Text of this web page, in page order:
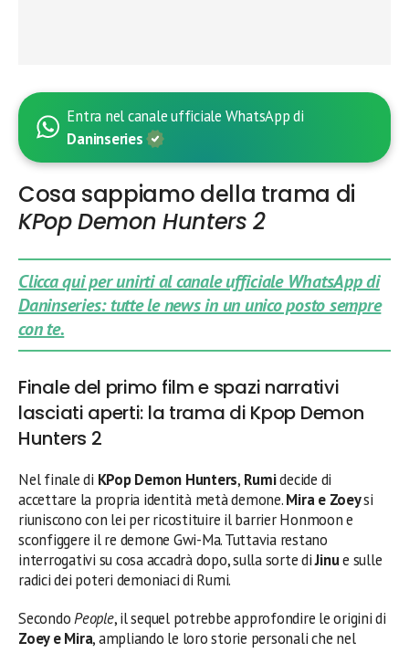
Entra nel canale ufficiale WhatsApp di
Daninseries
Cosa sappiamo della trama di
KPop Demon Hunters 2
Clicca qui per unirti al canale ufficiale WhatsApp di
Daninseries: tutte le news in un unico posto sempre
con te.
Finale del primo film e spazi narrativi
lasciati aperti: la trama di Kpop Demon
Hunters 2
Nel finale di KPop Demon Hunters, Rumidecide di
accettare la propria identità metà demone.Mira e Zoeysi
riuniscono con lei per ricostituire il barrier Honmoon e
sconfiggere il re demone Gwi-Ma. Tuttavia restano
interrogativi su cosa accadrà dopo, sulla sorte diJinue sulle
radici dei poteri demoniaci di Rumi.
SecondoPeople, il sequel potrebbe approfondire le origini di
Zoey e Mira, ampliando le loro storie personali che nel